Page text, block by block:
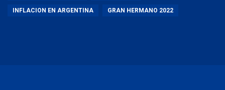
INFLACION EN ARGENTINA GRAN HERMANO 2022